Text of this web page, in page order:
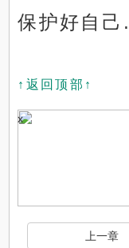
保护好自
↑返回顶部↑
x
上一章